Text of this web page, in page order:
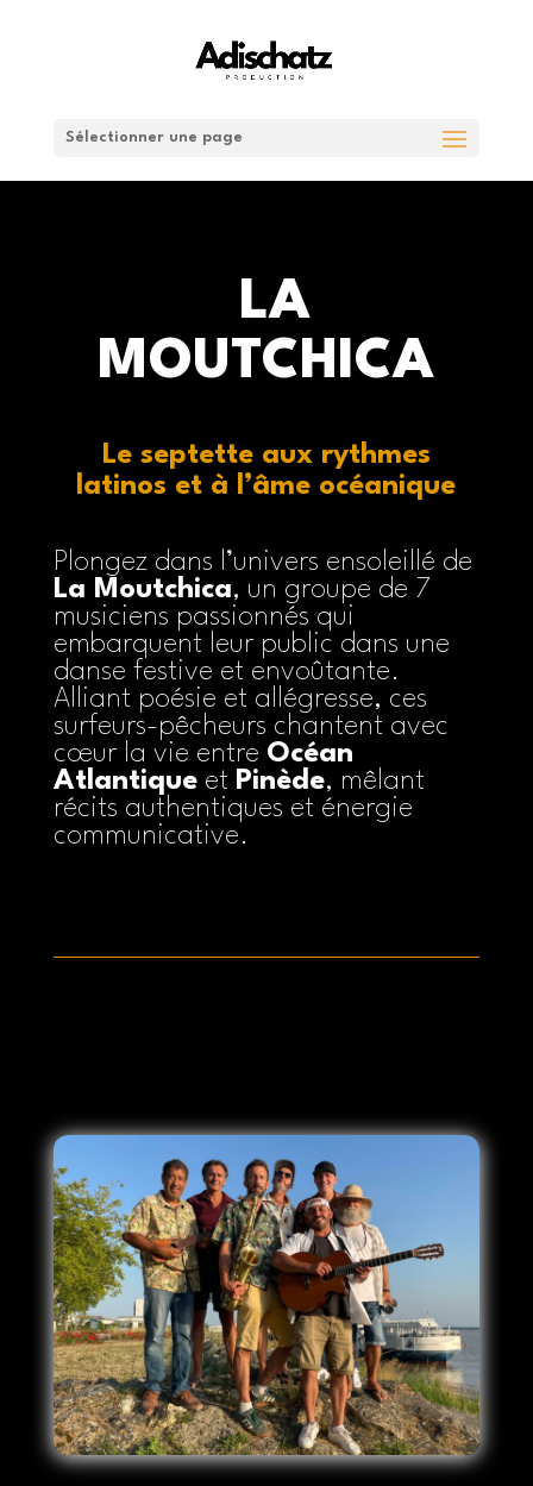
Sélectionner une page
LA
MOUTCHICA
Le septette aux rythmes
latinos et à l’âme océanique
Plongez dans l’univers ensoleillé de
La Moutchica, un groupe de 7
musiciens passionnés qui
embarquent leur public dans une
danse festive et envoûtante.
Alliant poésie et allégresse, ces
surfeurs-pêcheurs chantent avec
cœur la vie entre Océan
Atlantiqueet Pinède, mêlant
récits authentiques et énergie
communicative.